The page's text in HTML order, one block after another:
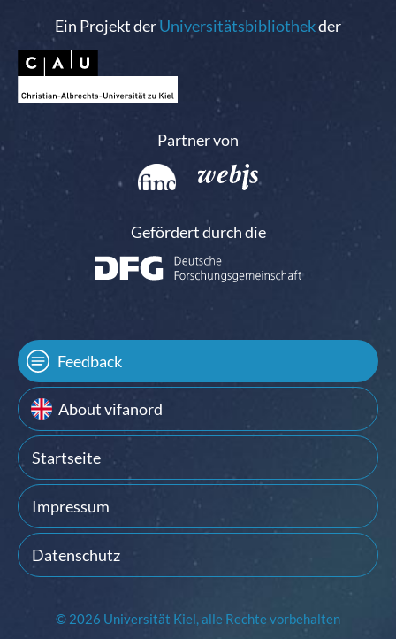
Ein Projekt derUniversitätsbibliothekder
Partner von
Gefördert durch die
Feedback
About vifanord
Startseite
Impressum
Datenschutz
© 2026 Universität Kiel, alle Rechte vorbehalten